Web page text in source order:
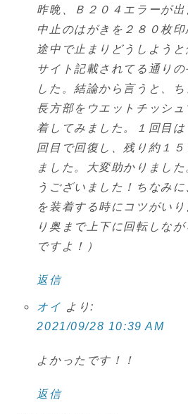
昨晩、Ｂ２０４エラーが出
中止のはがきを２８０枚印
途中で止まりどうしよう
サイト記載されてる通り
した。結論から言うと、ち
長方部をウエットチッシ
着してみました。１回目
回目で回復し、残り約１
ました。大変助かりまし
うございました！ちなみ
を装着する時にコツがい
り奥まで上下に回転しな
ですよ！）
返信
オイ より:
2021/09/28 10:39 AM
よかったです！！
返信